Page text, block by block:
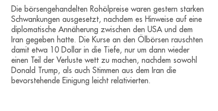
Die börsengehandelten Rohölpreise waren gestern starken
Schwankungen ausgesetzt, nachdem es Hinweise auf eine
diplomatische Annäherung zwischen den USA und dem
Iran gegeben hatte. Die Kurse an den Ölbörsen rauschten
damit etwa 10 Dollar in die Tiefe, nur um dann wieder
einen Teil der Verluste wett zu machen, nachdem sowohl
Donald Trump, als auch Stimmen aus dem Iran die
bevorstehende Einigung leicht relativierten.